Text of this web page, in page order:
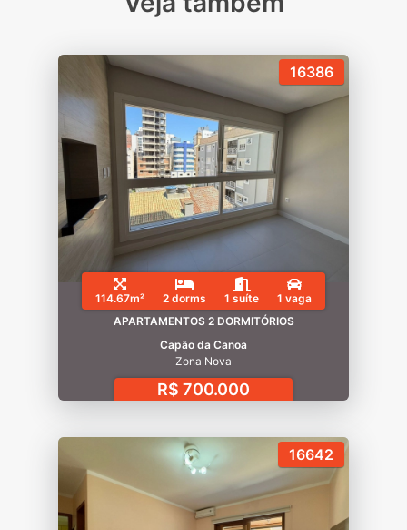
16386
114.67m² 2 dorms 1 suíte
1 vaga
APARTAMENTOS 2 DORMITÓRIOS
Capão da Canoa
Zona Nova
R$ 700.000
16642